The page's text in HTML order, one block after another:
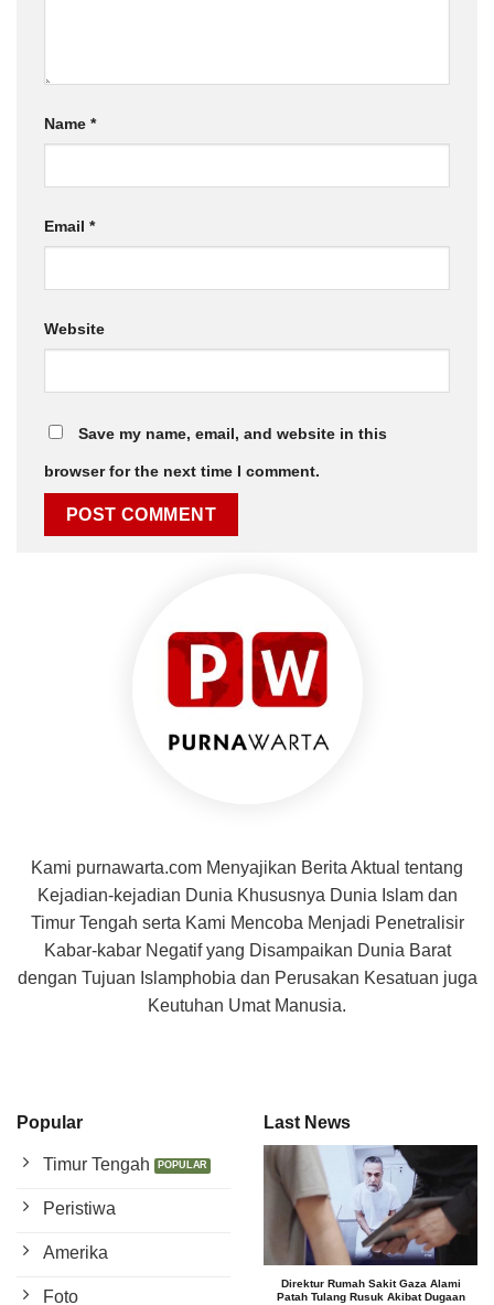
Name *
Email *
Website
Save my name, email, and website in this
browser for the next time I comment.
Kami purnawarta.com Menyajikan Berita Aktual tentang
Kejadian-kejadian Dunia Khususnya Dunia Islam dan
Timur Tengah serta Kami Mencoba Menjadi Penetralisir
Kabar-kabar Negatif yang Disampaikan Dunia Barat
dengan Tujuan Islamphobia dan Perusakan Kesatuan juga
Keutuhan Umat Manusia.
Popular
Timur Tengah
Peristiwa
Amerika
Foto
Last News
Direktur Rumah Sakit Gaza Alami
Patah Tulang Rusuk Akibat Dugaan